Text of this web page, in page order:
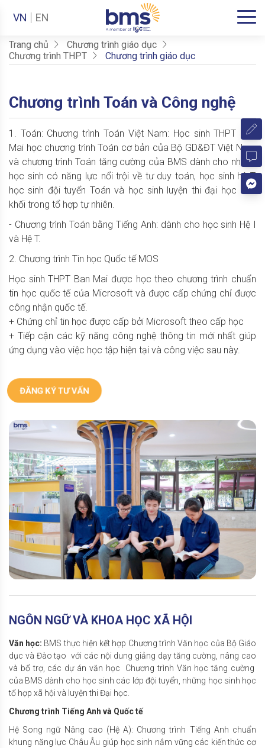
VN EN
Trang chủ
Chương trình giáo dục
Chương trình THPT
Chương trình giáo dục
Chương trình Toán và Công nghệ
1. Toán: Chương trình Toán Việt Nam: Học sinh THPT Ban
Mai học chương trình Toán cơ bản của Bộ GD&ĐT Việt Nam
và chương trình Toán tăng cường của BMS dành cho những
học sinh có năng lực nổi trội về tư duy toán, học sinh hệ T,
học sinh đội tuyển Toán và học sinh luyện thi đại học các
khối trong tổ hợp tự nhiên.
- Chương trình Toán bằng Tiếng Anh: dành cho học sinh Hệ I
và Hệ T.
2. Chương trình Tin học Quốc tế MOS
Học sinh THPT Ban Mai được học theo chương trình chuẩn
tin học quốc tế của Microsoft và được cấp chứng chỉ được
công nhận quốc tế.
+ Chứng chỉ tin học được cấp bởi Microsoft theo cấp học
+ Tiếp cận các kỹ năng công nghệ thông tin mới nhất giúp
ứng dụng vào việc học tập hiện tại và công việc sau này.
ĐĂNG KÝ TƯ VẤN
NGÔN NGỮ VÀ KHOA HỌC XÃ HỘI
Văn học: BMS thực hiện kết hợp Chương trình Văn học của Bộ Giáo
dục và Đào tạo với các nội dung giảng dạy tăng cường, nâng cao
và bổ trợ, các dự án văn học Chương trình Văn học tăng cường
của BMS dành cho học sinh các lớp đội tuyển, những học sinh học
tổ hợp xã hội và luyện thi Đại học.
Chương trình Tiếng Anh và Quốc tế
Hệ Song ngữ Nâng cao (Hệ A): Chương trình Tiếng Anh chuẩn
khung năng lực Châu Âu giúp học sinh nắm vững các kiến thức cơ